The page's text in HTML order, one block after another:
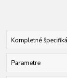
Kompletné
Parametre